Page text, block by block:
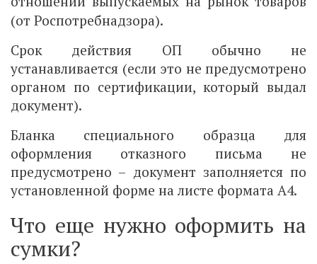
(от Роспотребнадзора).
Срок действия ОП обычно не
устанавливается (если это не предусмотрено
органом по сертификации, который выдал
документ).
Бланка специального образца для
оформления отказного письма не
предусмотрено – документ заполняется по
установленной форме на листе формата А4.
Что еще нужно оформить на
сумки?